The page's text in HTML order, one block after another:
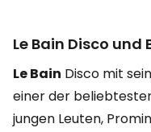
Le Bain Disco und
Le Bain Disco mit
einer der
jungen Leuten,